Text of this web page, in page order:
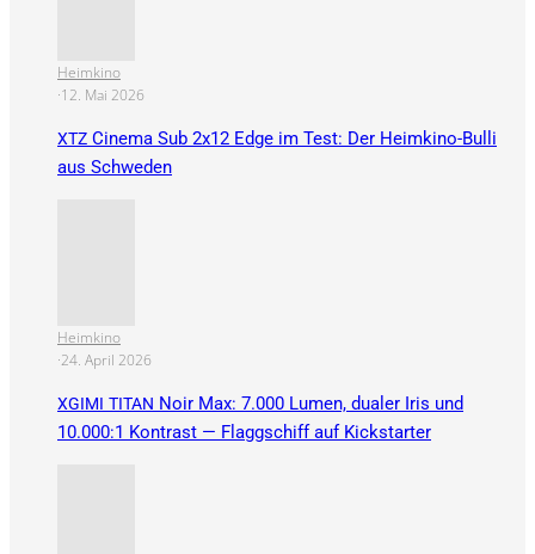
Heimkino
·12. Mai 2026
XTZ Cinema Sub 2x12 Edge im Test: Der Heimkino-Bulli
aus Schweden
Heimkino
·24. April 2026
XGIMI TITAN Noir Max: 7.000 Lumen, dualer Iris und
10.000:1 Kontrast — Flaggschiff auf Kickstarter